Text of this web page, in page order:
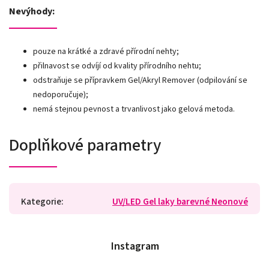
Nevýhody:
pouze na krátké a zdravé přírodní nehty;
přilnavost se odvíjí od kvality přírodního nehtu;
odstraňuje se přípravkem Gel/Akryl Remover (odpilování se
nedoporučuje);
nemá stejnou pevnost a trvanlivost jako gelová metoda.
Doplňkové parametry
Kategorie: UV/LED Gel laky barevné Neonové
Instagram